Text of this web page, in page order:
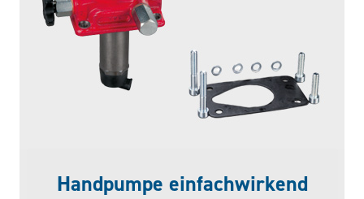
Handpumpe einfachwirkend